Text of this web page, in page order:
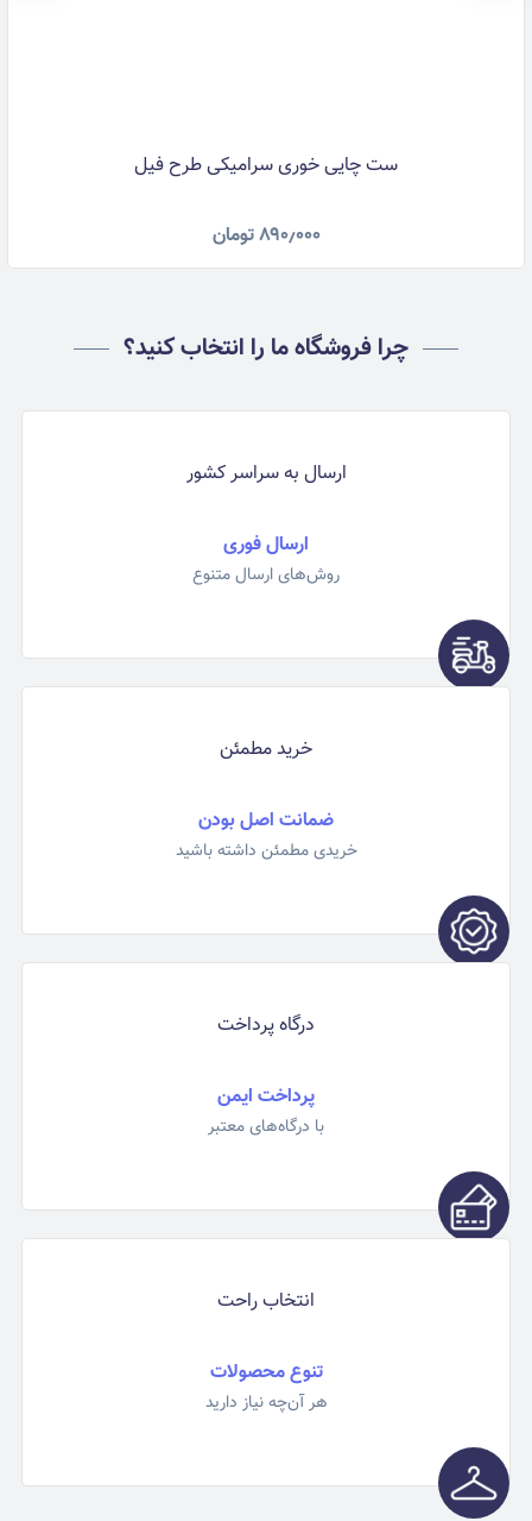
ست چایی خوری سرامیکی طرح فیل
۸۹۰٫۰۰۰تومان
چرا فروشگاه ما را انتخاب کنید؟
ارسال به سراسر کشور
ارسال فوری
روش‌های ارسال متنوع
خرید مطمئن
ضمانت اصل بودن
خریدی مطمئن داشته باشید
درگاه پرداخت
پرداخت ایمن
با درگاه‌های معتبر
انتخاب راحت
تنوع محصولات
هر آن‌چه نیاز دارید